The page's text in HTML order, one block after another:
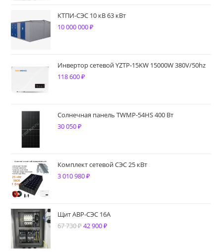
74
860 ₽.
200 ₽.
КТПИ-СЭС 10 кВ 63 кВт
10 000 000₽
Инвертор сетевой YZTP-15KW 15000W 380V/50hz
118 600₽
Солнечная панель TWMP-54HS 400 Вт
30 050₽
Комплект сетевой СЭС 25 кВт
3 010 980₽
Щит АВР-СЭС 16А
67 730₽Первоначальная
42 900₽